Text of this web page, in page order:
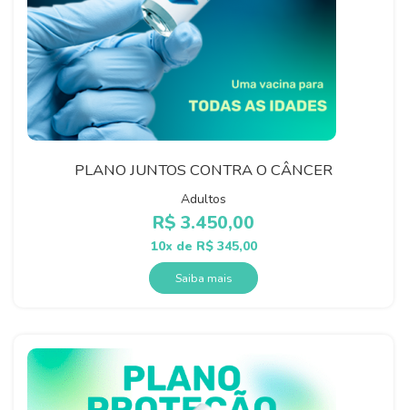
PLANO JUNTOS CONTRA O CÂNCER
Adultos
R$ 3.450,00
10x de R$345,00
Saiba mais